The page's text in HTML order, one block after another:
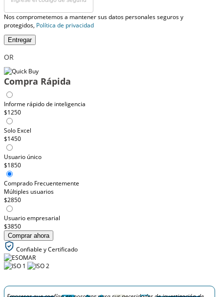
Nos comprometemos a mantener sus datos personales seguros y
protegidos, Política de privacidad
Entregar
OR
Compra Rápida
Informe rápido de inteligencia
$1250
Solo Excel
$1450
Usuario único
$1850
Comprado Frecuentemente
Múltiples usuarios
$2850
Usuario empresarial
$3850
Comprar ahora
Confiable y Certificado